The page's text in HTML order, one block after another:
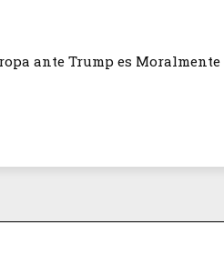
ante Trump es